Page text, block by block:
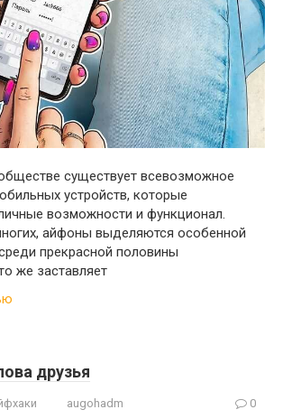
существует всевозможное
устройств, которые
возможности и функционал.
айфоны выделяются особенной
прекрасной половины
же заставляет
друзья
augohadm 0